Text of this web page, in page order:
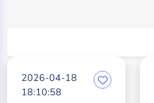
2026-04-18
18:10:58